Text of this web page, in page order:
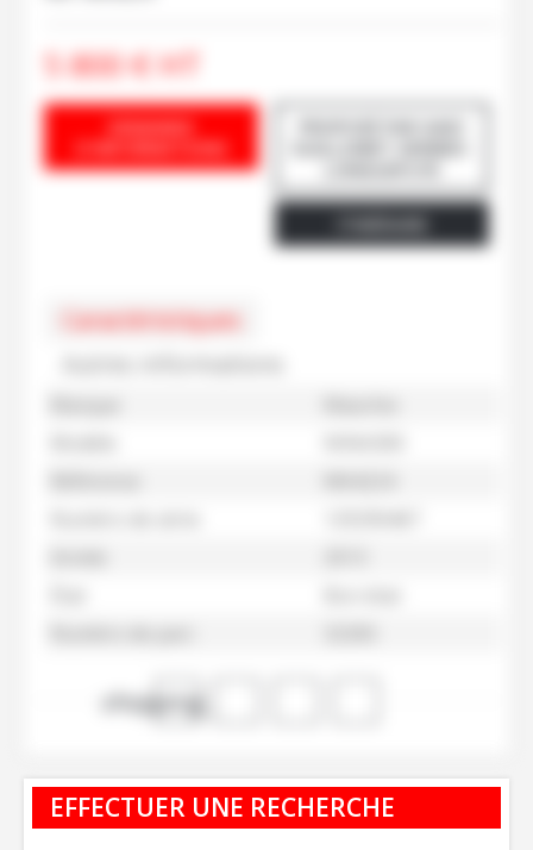
5 800€HT
shopping_cart
Caractéristiques
EFFECTUER UNE RECHERCHE